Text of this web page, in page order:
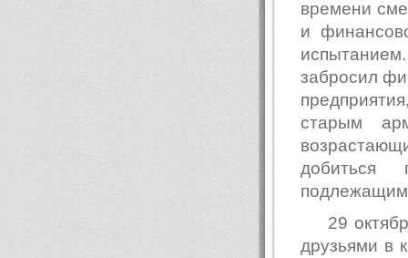
времени
и
забросил
старым
добиться
29
друзьями в